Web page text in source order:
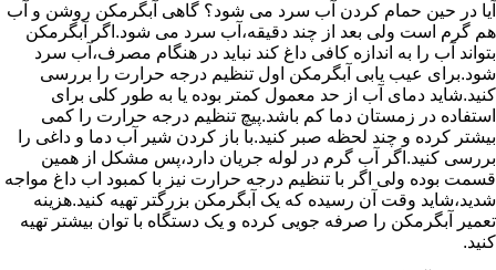
آیا در حین حمام کردن آب سرد می شود؟ گاهی آبگرمکن روشن و آب
هم گرم است ولی بعد از چند دقیقه،آب سرد می شود.اگر آبگرمکن
بتواند آب را به اندازه کافی داغ کند نباید در هنگام مصرف،آب سرد
شود.برای عیب یابی آبگرمکن اول تنظیم درجه حرارت را بررسی
کنید.شاید دمای آب از حد معمول کمتر بوده یا به طور کلی برای
استفاده در زمستان دما کم باشد.پیچ تنظیم درجه حرارت را کمی
بیشتر کرده و چند لحظه صبر کنید.با باز کردن شیر آب دما و داغی را
بررسی کنید.اگر آب گرم در لوله جریان دارد،پس مشکل از همین
قسمت بوده ولی اگر با تنظیم درجه حرارت نیز با کمبود اب داغ مواجه
شدید،شاید وقت آن رسیده که یک آبگرمکن بزرگتر تهیه کنید.هزینه
تعمیر آبگرمکن را صرفه جویی کرده و یک دستگاه با توان بیشتر تهیه
کنید.